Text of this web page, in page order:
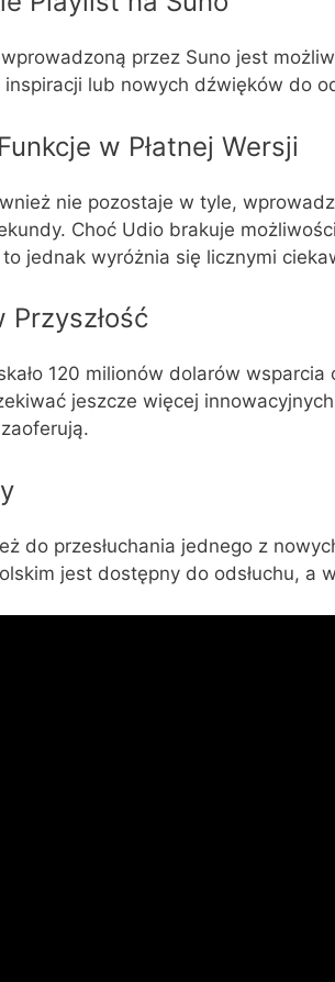
przez Suno jest
inspiracji lub nowych dźwięków do
w Płatnej Wersji
nie pozostaje w tyle,
Choć Udio brakuje
to jednak wyróżnia się licznymi
120 milionów dolarów
jeszcze więcej
do przesłuchania jednego z
jest dostępny do odsłuchu, a